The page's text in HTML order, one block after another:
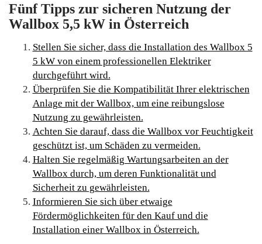
Fünf Tipps zur sicheren Nutzung der
Wallbox 5,5 kW in Österreich
Stellen Sie sicher, dass die Installation des Wallbox 5
5 kW von einem professionellen Elektriker
durchgeführt wird.
Überprüfen Sie die Kompatibilität Ihrer elektrischen
Anlage mit der Wallbox, um eine reibungslose
Nutzung zu gewährleisten.
Achten Sie darauf, dass die Wallbox vor Feuchtigkeit
geschützt ist, um Schäden zu vermeiden.
Halten Sie regelmäßig Wartungsarbeiten an der
Wallbox durch, um deren Funktionalität und
Sicherheit zu gewährleisten.
Informieren Sie sich über etwaige
Fördermöglichkeiten für den Kauf und die
Installation einer Wallbox in Österreich.